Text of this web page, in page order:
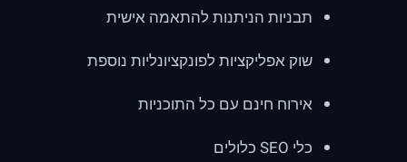
תבניות הניתנות להתאמה אישית
שוק אפליקציות לפונקציונליות נוספת
אירוח חינם עם כל התוכניות
כלי SEO כלולים